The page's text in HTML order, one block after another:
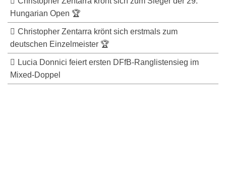
Hungarian Open 🏆
Christopher Zentarra krönt sich erstmals zum
deutschen Einzelmeister 🏆
Lucia Donnici feiert ersten DFfB-Ranglistensieg im
Mixed-Doppel